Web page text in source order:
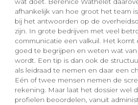
wat doet. Bérénice Wathelet
afhankelijk van hoe groot het team
bij het antwoorden op de
zijn. In grote bedrijven met veel
communicatie een valkuil. Het komt
goed te begrijpen en weten wat
wordt. Een tip is dan ook de
als leidraad te nemen en daar een
Eén of twee mensen nemen de
rekening. Maar laat het dossier wel
profielen beoordelen, vanuit